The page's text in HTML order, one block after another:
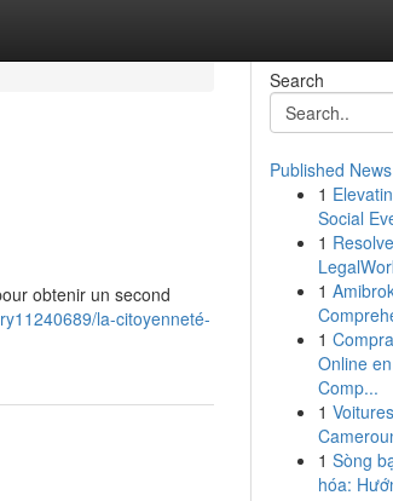
obtenir un second
la-citoyenneté-
Search
Published News
1
Social
1
1
1
Online
Comp...
1
1 Sòng
hóa: